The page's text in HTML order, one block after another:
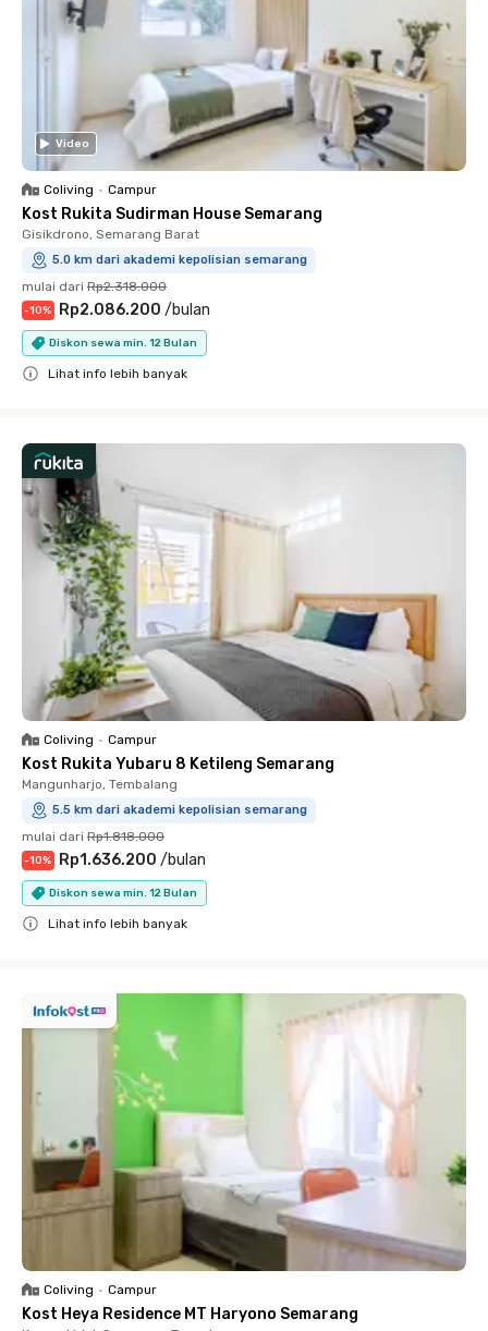
Video
Coliving • Campur
Kost Rukita Sudirman House Semarang
Gisikdrono, Semarang Barat
5.0 km dari akademi kepolisian semarang
mulai dari Rp2.318.000
-10% Rp2.086.200 /bulan
Diskon sewa min. 12 Bulan
Lihat info lebih banyak
Coliving • Campur
Kost Rukita Yubaru 8 Ketileng Semarang
Mangunharjo, Tembalang
5.5 km dari akademi kepolisian semarang
mulai dari Rp1.818.000
-10% Rp1.636.200 /bulan
Diskon sewa min. 12 Bulan
Lihat info lebih banyak
Coliving • Campur
Kost Heya Residence MT Haryono Semarang